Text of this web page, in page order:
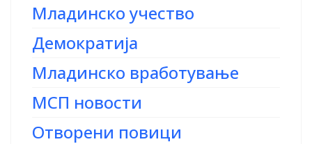
Младинско учество
Демократија
Младинско вработување
МСП новости
Отворени повици